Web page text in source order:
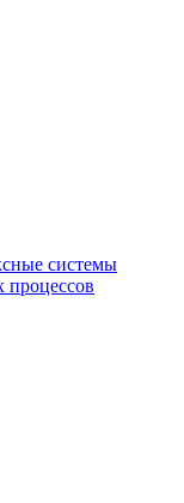
системы
процессов